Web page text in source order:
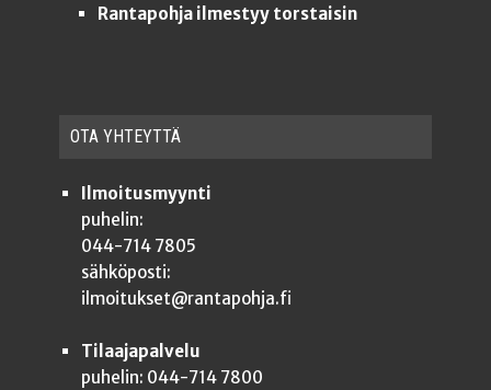
Rantapohja ilmestyy torstaisin
OTA YHTEYT­TÄ
Ilmoitusmyynti
puhelin:
044-714 7805
sähköposti:
ilmoitukset@rantapohja.fi
Tilaajapalvelu
puhelin: 044-714 7800